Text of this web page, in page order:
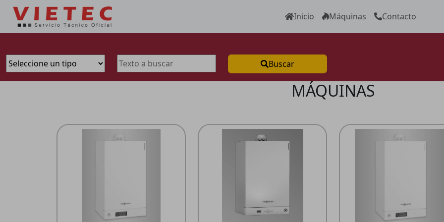
Inicio Máquinas Contacto
Buscar
MÁQUINAS